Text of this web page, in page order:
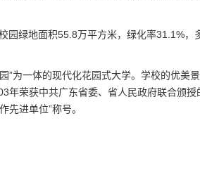
绿地面积55.8万平方米，绿化率31.1%，
”为一体的现代化花园式大学。学校的优美
年荣获中共广东省委、省人民政府联合颁授
先进单位”称号。